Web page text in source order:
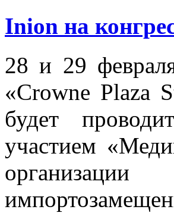
Inion на
28 и 29
«Crowne Plaza
будет
участием